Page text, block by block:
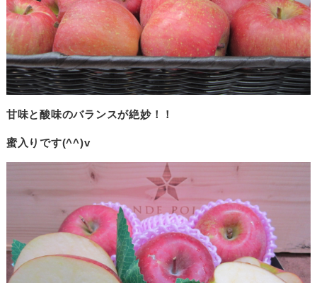
甘味と酸味のバランスが絶妙！！
蜜入りです(^^)v